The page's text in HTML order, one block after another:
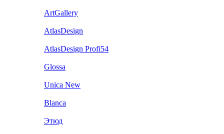
ArtGallery
AtlasDesign
AtlasDesign Profi54
Glossa
Unica New
Blanca
Этюд